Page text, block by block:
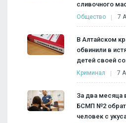
сливочного
Общество 7
В Алтайском
обвинили в
детей своей
Криминал 7
За два месяца
БСМП №2
человек с